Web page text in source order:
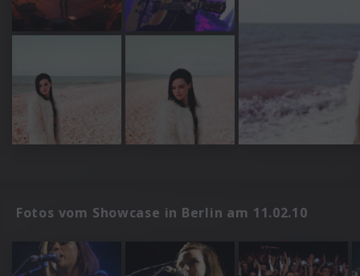
Fotos vom Showcase in Berlin am 11.02.10